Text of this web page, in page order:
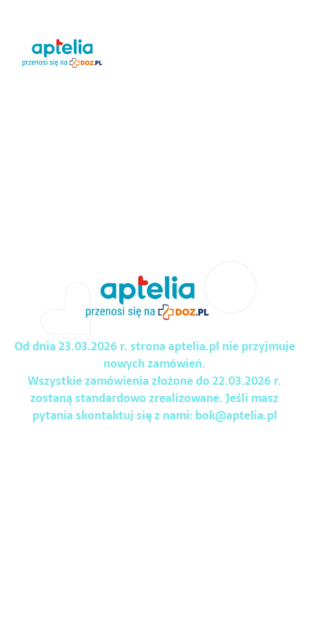
Od dnia 23.03.2026 r. strona aptelia.pl nie przyjmuje
nowych zamówień.
Wszystkie zamówienia złożone do 22.03.2026 r.
zostaną standardowo zrealizowane. Jeśli masz
pytania skontaktuj się z nami:bok@aptelia.pl